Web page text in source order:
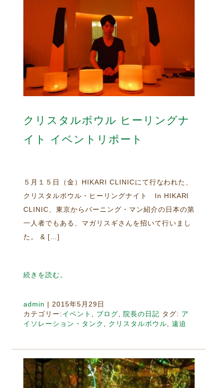
クリスタルボウル ヒーリングナ
イト イベントリポート
５月１５日（金）HIKARI CLINICにて行なわれた、
クリスタルボウル・ヒーリングナイト In HIKARI
CLINIC、東京からバーニング・マン紹介の日本の第
一人者でもある、マガリスギさんを招いて行いまし
た。 & […]
続きを読む。
admin | 2015年5月29日
カテゴリー:イベント ブログ 院長の日記 タグ: ア
イソレーション・タンク
クリスタルボウル 遠迫